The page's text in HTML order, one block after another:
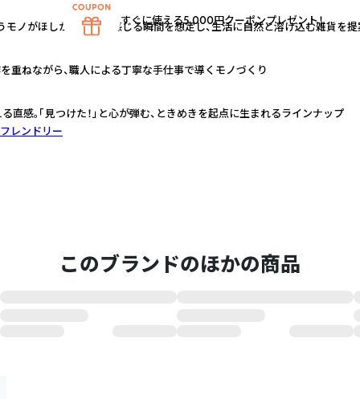
モノがほしかった！」と感じる瞬間を想定し、生活に自然と溶け込む雑貨を
重ねながら、職人による丁寧な手仕事で導くモノづくり
直感。「見つけた！」と心が弾む、ときめきを起点に生まれるラインナップ
レンドリー
このブランドのほかの商品
すぐに使える5,000円クーポンプレゼント！